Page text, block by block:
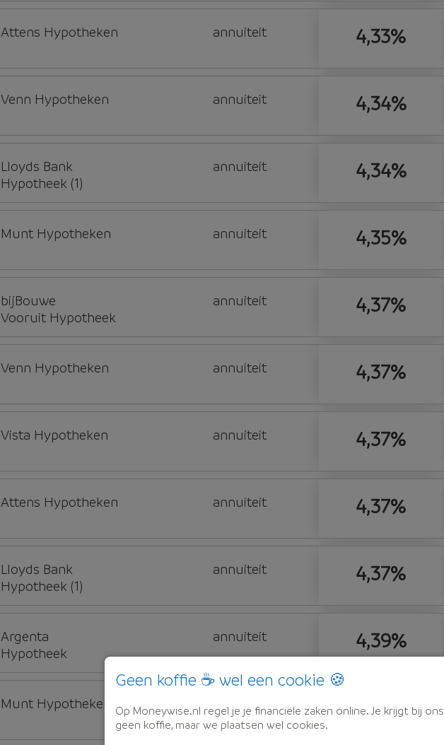
Attens Hypotheken annuiteit 4,33%
Venn Hypotheken annuiteit 4,34%
Lloyds Bank
Hypotheek (1)
annuiteit 4,34%
Munt Hypotheken annuiteit 4,35%
bijBouwe
Vooruit Hypotheek
annuiteit 4,37%
Venn Hypotheken annuiteit 4,37%
Vista Hypotheken annuiteit 4,37%
Attens Hypotheken annuiteit 4,37%
Lloyds Bank
Hypotheek (1)
annuiteit 4,37%
Argenta
Hypotheek
annuiteit 4,39%
Munt Hypotheken annuiteit 4,39%
Geen koffie ☕ wel een cookie 🍪
Op Moneywise.nl regel je je financiële zaken online. Je krijgt bij ons
geen koffie, maar we plaatsen wel cookies.